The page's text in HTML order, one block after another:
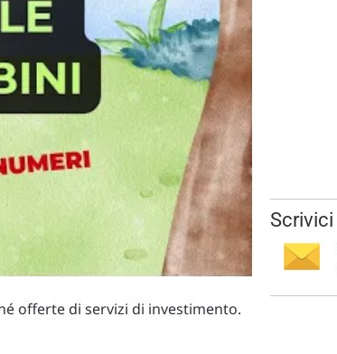
offerte di servizi di investimento.
Scrivici